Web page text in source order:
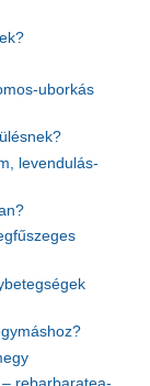
uborkás
levendulás-